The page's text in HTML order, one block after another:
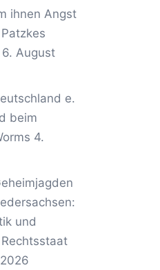
ihnen Angst
6. August
e.
beim
4.
und